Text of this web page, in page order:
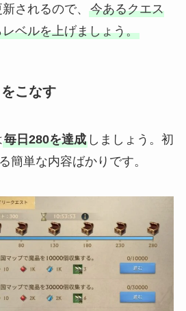
されるので、 今あるクエス
ベルを上げましょう。
こなす
毎日280を達成しましょう。初
簡単な内容ばかりです。